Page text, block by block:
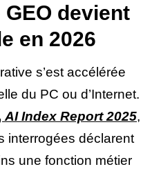
devient
en 2026
s’est accélérée
du PC ou d’Internet.
AI Index Report 2025,
interrogées déclarent
une fonction métier